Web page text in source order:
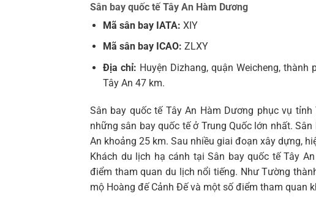
Sân bay quốc tế Tây An Hàm Dương
Mã sân bay IATA: XIY
Mã sân bay ICAO: ZLXY
Địa chỉ: Huyện Dizhang, quận Weicheng,
Tây An 47 km.
Sân bay quốc tế Tây An Hàm Dương phục vụ
những sân bay quốc tế ở Trung Quốc lớn nhất.
An khoảng 25 km. Sau nhiều giai đoạn xây dựng,
Khách du lịch hạ cánh tại Sân bay quốc tế Tây
điểm tham quan du lịch nổi tiếng. Như Tường
mộ Hoàng đế Cảnh Đế và một số điểm tham quan